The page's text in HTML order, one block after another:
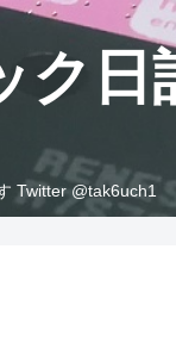
ク日
Twitter @tak6uch1